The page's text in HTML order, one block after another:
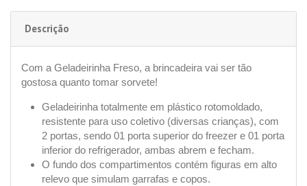
Descrição
Com a Geladeirinha Freso, a brincadeira vai ser tão
gostosa quanto tomar sorvete!
Geladeirinha totalmente em plástico rotomoldado,
resistente para uso coletivo (diversas crianças), com
2 portas, sendo 01 porta superior do freezer e 01 porta
inferior do refrigerador, ambas abrem e fecham.
O fundo dos compartimentos contém figuras em alto
relevo que simulam garrafas e copos.